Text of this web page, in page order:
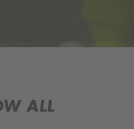
ALL